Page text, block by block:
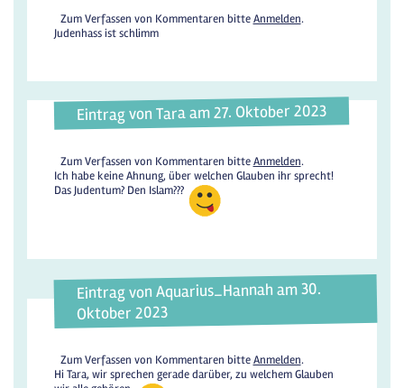
Zum Verfassen von Kommentaren bitteAnmelden.
Judenhass ist schlimm
Eintrag von Tara am 27. Oktober 2023
Zum Verfassen von Kommentaren bitteAnmelden.
Ich habe keine Ahnung, über welchen Glauben ihr sprecht!
Das Judentum? Den Islam???
Eintrag von Aquarius_Hannah am 30.
Oktober 2023
Zum Verfassen von Kommentaren bitteAnmelden.
Hi Tara, wir sprechen gerade darüber, zu welchem Glauben